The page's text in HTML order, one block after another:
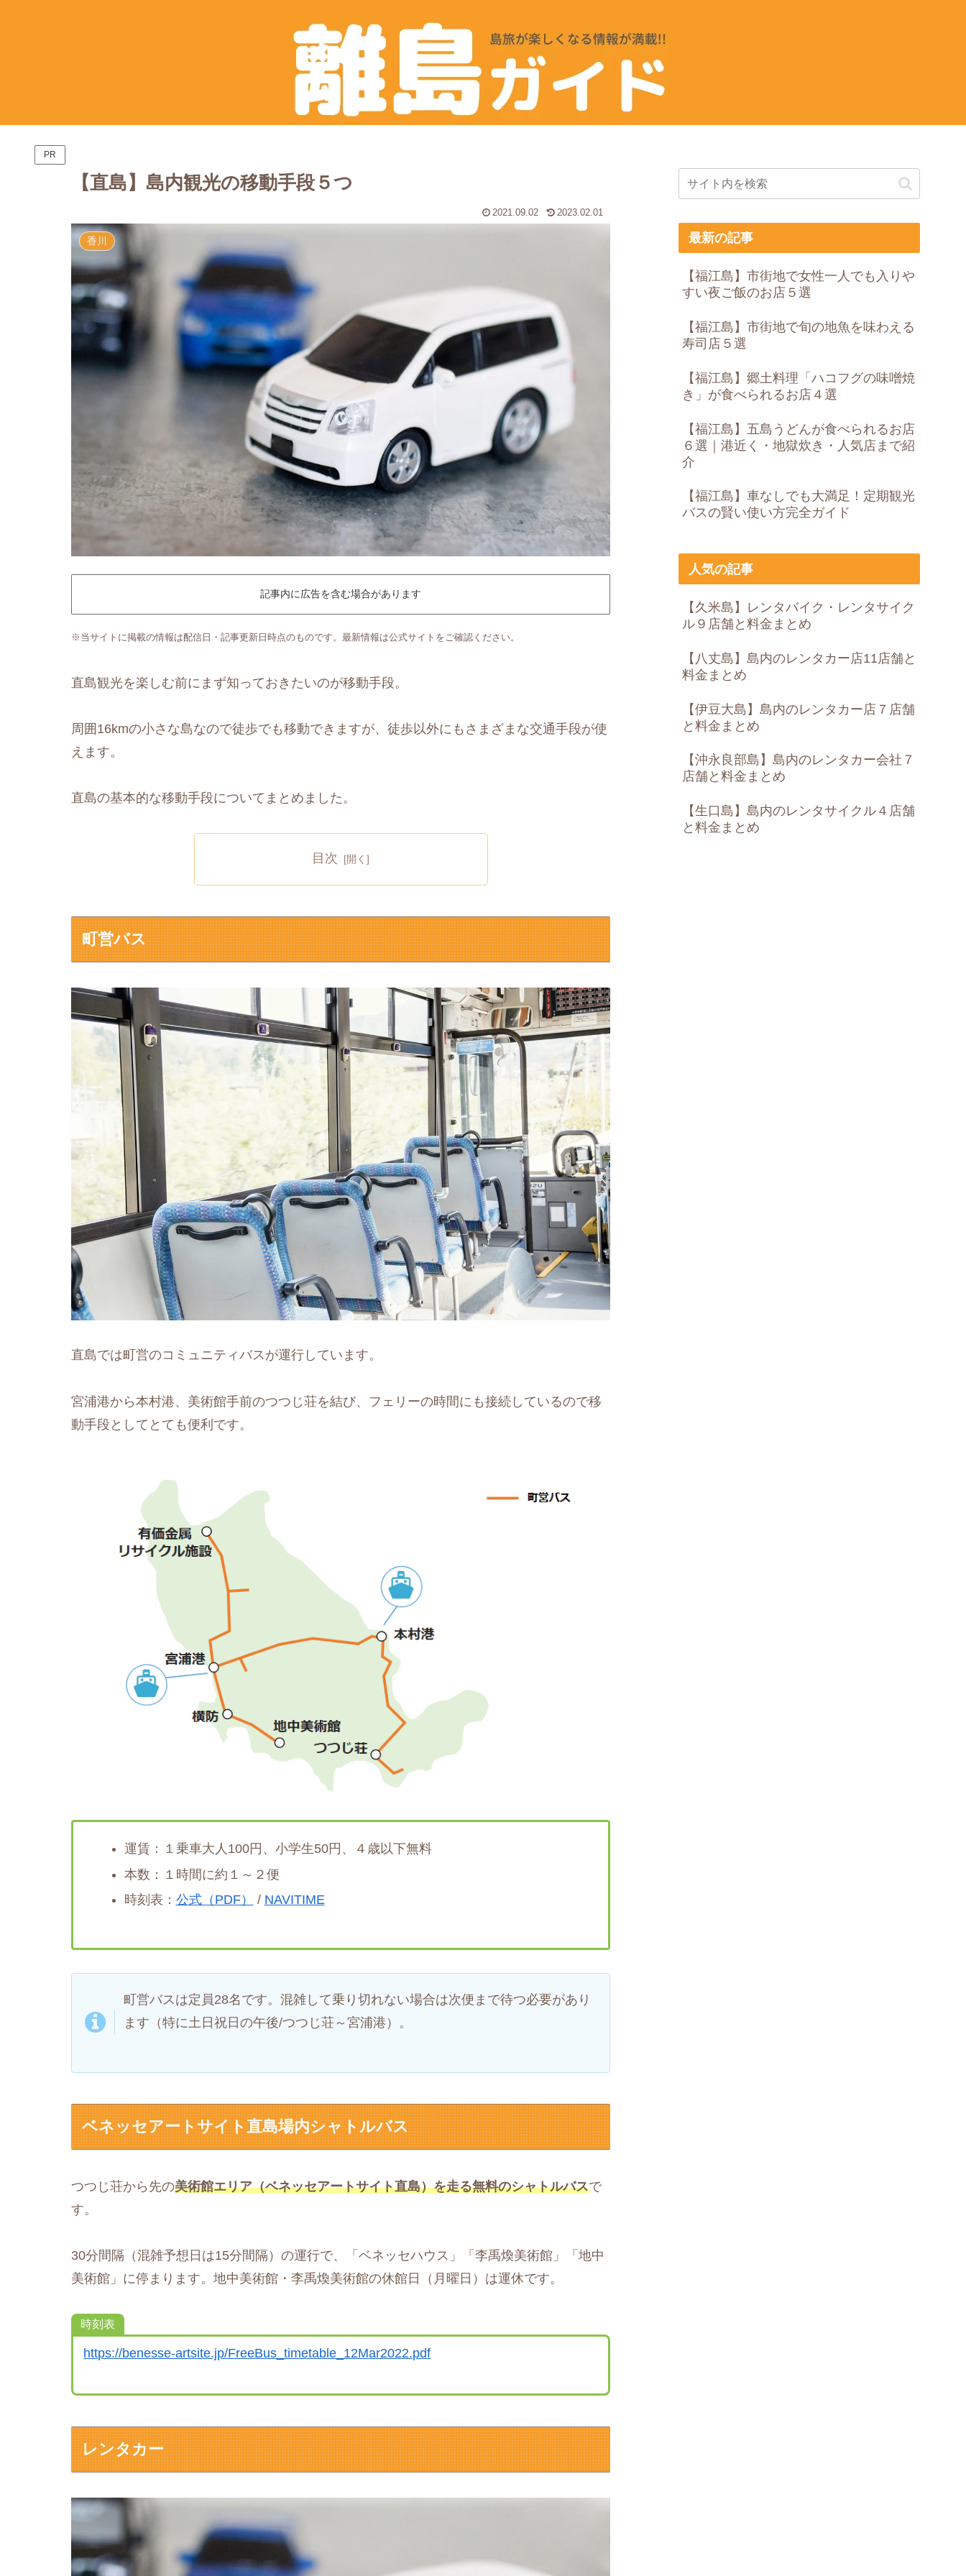
PR
【直島】島内観光の移動手段５つ
2021.09.02 2023.02.01
香川
記事内に広告を含む場合があります
※当サイトに掲載の情報は配信日・記事更新日時点のものです。最新情報は公式サイトをご確認ください。
直島観光を楽しむ前にまず知っておきたいのが移動手段。
周囲16kmの小さな島なので徒歩でも移動できますが、徒歩以外にもさまざまな交通手段が使
えます。
直島の基本的な移動手段についてまとめました。
目次
町営バス
直島では町営のコミュニティバスが運行しています。
宮浦港から本村港、美術館手前のつつじ荘を結び、フェリーの時間にも接続しているので移
動手段としてとても便利です。
運賃：１乗車大人100円、小学生50円、４歳以下無料
本数：１時間に約１～２便
時刻表： 公式（PDF） / NAVITIME
町営バスは定員28名です。混雑して乗り切れない場合は次便まで待つ必要があり
ます（特に土日祝日の午後/つつじ荘～宮浦港）。
ベネッセアートサイト直島場内シャトルバス
つつじ荘から先の美術館エリア（ベネッセアートサイト直島）を走る無料のシャトルバスで
す。
30分間隔（混雑予想日は15分間隔）の運行で、「ベネッセハウス」「李禹煥美術館」「地中
美術館」に停まります。地中美術館・李禹煥美術館の休館日（月曜日）は運休です。
時刻表
https://benesse-artsite.jp/FreeBus_timetable_12Mar2022.pdf
レンタカー
最新の記事
【福江島】市街地で女性一人でも入りや
すい夜ご飯のお店５選
【福江島】市街地で旬の地魚を味わえる
寿司店５選
【福江島】郷土料理「ハコフグの味噌焼
き」が食べられるお店４選
【福江島】五島うどんが食べられるお店
６選｜港近く・地獄炊き・人気店まで紹
介
【福江島】車なしでも大満足！定期観光
バスの賢い使い方完全ガイド
人気の記事
【久米島】レンタバイク・レンタサイク
ル９店舗と料金まとめ
【八丈島】島内のレンタカー店11店舗と
料金まとめ
【伊豆大島】島内のレンタカー店７店舗
と料金まとめ
【沖永良部島】島内のレンタカー会社７
店舗と料金まとめ
【生口島】島内のレンタサイクル４店舗
と料金まとめ